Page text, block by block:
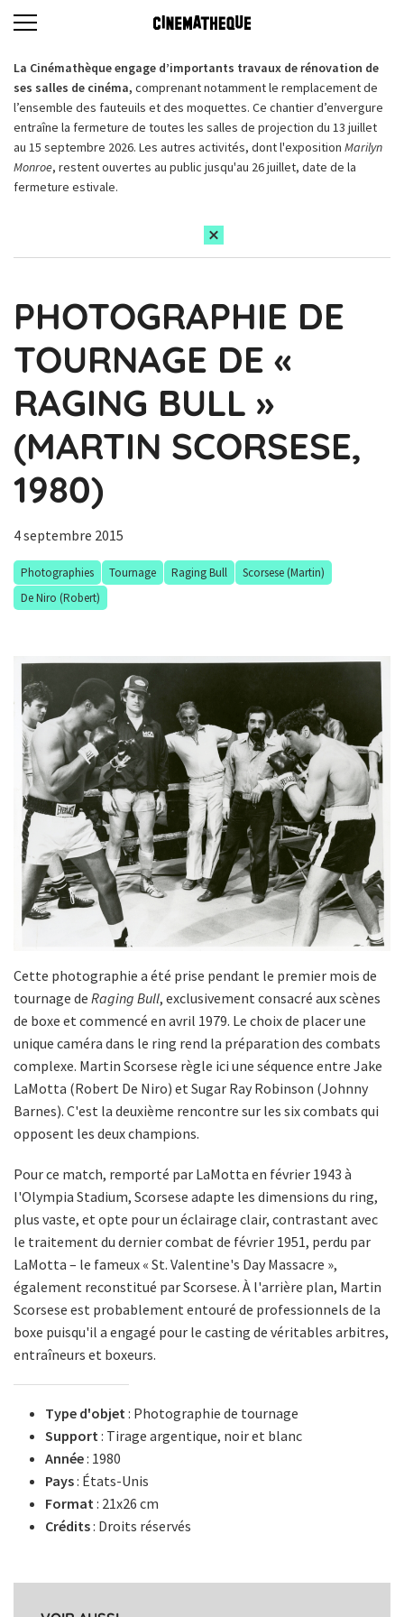
La Cinémathèque engage d’importants travaux de rénovation de
ses salles de cinéma, comprenant notamment le remplacement de
l’ensemble des fauteuils et des moquettes. Ce chantier d’envergure
entraîne la fermeture de toutes les salles de projection du 13 juillet
au 15 septembre 2026. Les autres activités, dont l'exposition Marilyn
Monroe, restent ouvertes au public jusqu'au 26 juillet, date de la
fermeture estivale.
PHOTOGRAPHIE DE
TOURNAGE DE «
RAGING BULL »
(MARTIN SCORSESE,
1980)
4 septembre 2015
Photographies Tournage Raging Bull
Scorsese (Martin)
De Niro (Robert)
Cette photographie a été prise pendant le premier mois de
tournage de Raging Bull, exclusivement consacré aux scènes
de boxe et commencé en avril 1979. Le choix de placer une
unique caméra dans le ring rend la préparation des combats
complexe. Martin Scorsese règle ici une séquence entre Jake
LaMotta (Robert De Niro) et Sugar Ray Robinson (Johnny
Barnes). C'est la deuxième rencontre sur les six combats qui
opposent les deux champions.
Pour ce match, remporté par LaMotta en février 1943 à
l'Olympia Stadium, Scorsese adapte les dimensions du ring,
plus vaste, et opte pour un éclairage clair, contrastant avec
le traitement du dernier combat de février 1951, perdu par
LaMotta – le fameux « St. Valentine's Day Massacre »,
également reconstitué par Scorsese. À l'arrière plan, Martin
Scorsese est probablement entouré de professionnels de la
boxe puisqu'il a engagé pour le casting de véritables arbitres,
entraîneurs et boxeurs.
Type d'objet: Photographie de tournage
Support: Tirage argentique, noir et blanc
Année: 1980
Pays: États-Unis
Format: 21x26 cm
Crédits: Droits réservés